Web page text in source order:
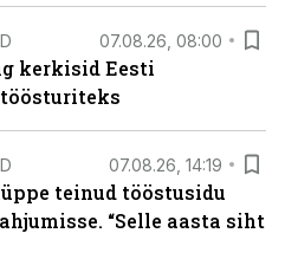
07.08.26, 08:00
kerkisid Eesti
07.08.26, 14:19
teinud tööstusidu
“Selle aasta siht